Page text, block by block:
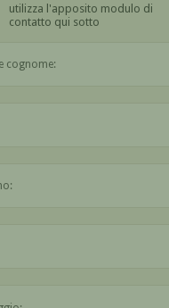
utilizza l'apposito modulo di
contatto qui sotto